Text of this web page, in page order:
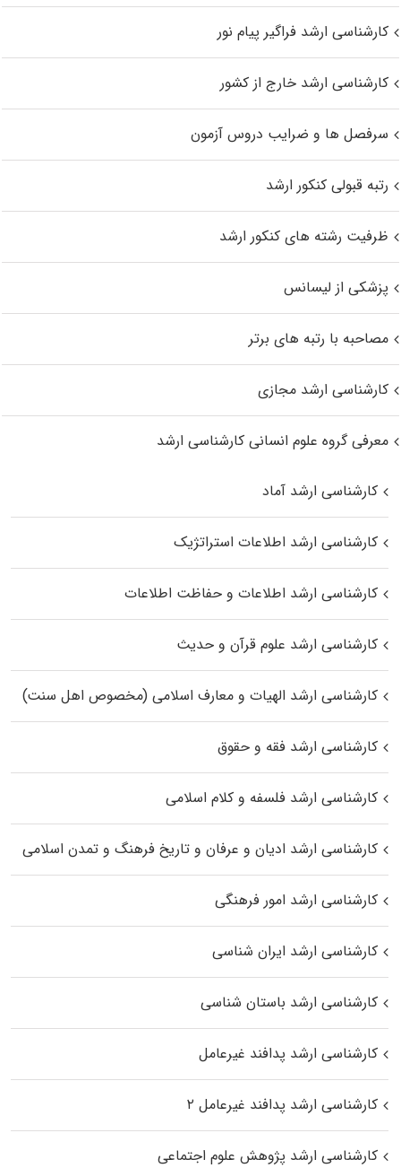
کارشناسی ارشد فراگیر پیام نور
کارشناسی ارشد خارج از کشور
سرفصل ها و ضرایب دروس آزمون
رتبه قبولی کنکور ارشد
ظرفیت رشته های کنکور ارشد
پزشکی از لیسانس
مصاحبه با رتبه های برتر
کارشناسی ارشد مجازی
معرفی گروه علوم انسانی کارشناسی ارشد
کارشناسی ارشد آماد
کارشناسی ارشد اطلاعات استراتژیک
کارشناسی ارشد اطلاعات و حفاظت اطلاعات
کارشناسی ارشد علوم قرآن و حدیث
کارشناسی ارشد الهیات و معارف اسلامی (مخصوص اهل سنت)
کارشناسی ارشد فقه و حقوق
کارشناسی ارشد فلسفه و کلام اسلامی
کارشناسی ارشد ادیان و عرفان و تاریخ فرهنگ و تمدن اسلامی
کارشناسی ارشد امور فرهنگی
کارشناسی ارشد ایران شناسی
کارشناسی ارشد باستان شناسی
کارشناسی ارشد پدافند غیرعامل
کارشناسی ارشد پدافند غیرعامل ۲
کارشناسی ارشد پژوهش علوم اجتماعی